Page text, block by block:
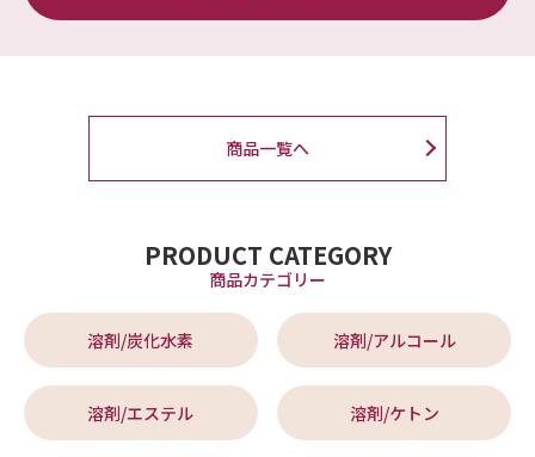
商品一覧へ
PRODUCT CATEGORY
商品カテゴリー
溶剤/炭化水素 溶剤/アルコール
溶剤/エステル 溶剤/ケトン